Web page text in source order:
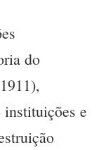
do
instituições e